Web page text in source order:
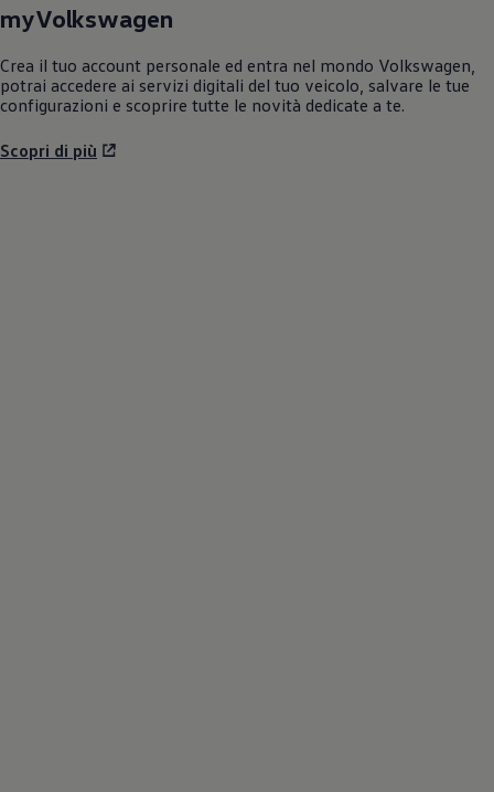
myVolkswagen
Crea il tuo account personale ed entra nel mondo Volkswagen
potrai accedere ai servizi digitali del tuo veicolo, salvare le tue
configurazioni e scoprire tutte le novità dedicate a te.
Scopri di più